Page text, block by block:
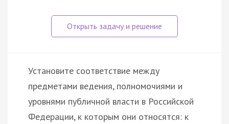
Установите соответствие между
предметами ведения, полномочиями и
уровнями публичной власти в Российской
Федерации, к которым они относятся: к